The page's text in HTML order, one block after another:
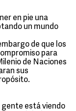
en pie una
un mundo
de que los
para
de Naciones
sus
gente está viendo